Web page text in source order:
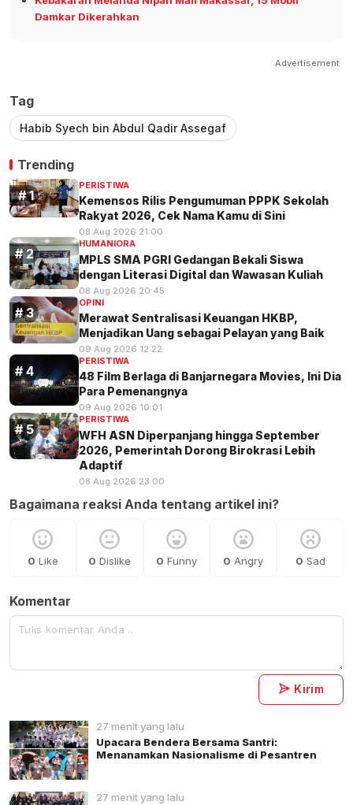
Damkar Dikerahkan
Advertisement
Tag
Habib Syech bin Abdul Qadir Assegaf
Trending
PERISTIWA
Kemensos Rilis Pengumuman PPPK Sekolah
Rakyat 2026, Cek Nama Kamu di Sini
08 Aug 2026 21:00
HUMANIORA
MPLS SMA PGRI Gedangan Bekali Siswa
dengan Literasi Digital dan Wawasan Kuliah
08 Aug 2026 20:45
OPINI
Merawat Sentralisasi Keuangan HKBP,
Menjadikan Uang sebagai Pelayan yang Baik
09 Aug 2026 12:22
PERISTIWA
48 Film Berlaga di Banjarnegara Movies, Ini Dia
Para Pemenangnya
09 Aug 2026 10:01
PERISTIWA
WFH ASN Diperpanjang hingga September
2026, Pemerintah Dorong Birokrasi Lebih
Adaptif
08 Aug 2026 23:00
Bagaimana reaksi Anda tentang artikel ini?
0 Like 0 Dislike 0 Funny 0 Angry 0 Sad
Komentar
Kirim
27 menit yang lalu
Upacara Bendera Bersama Santri:
Menanamkan Nasionalisme di Pesantren
27 menit yang lalu